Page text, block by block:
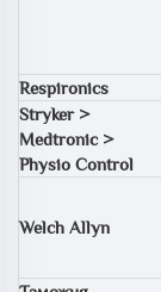
Respironics
Stryker >
Medtronic >
Physio Control
Welch Allyn